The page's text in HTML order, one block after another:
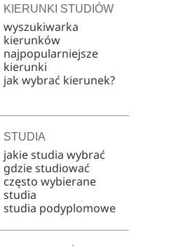
KIERUNKI STUDIÓW
wyszukiwarka
kierunków
najpopularniejsze
kierunki
jak wybrać kierunek?
STUDIA
jakie studia wybrać
gdzie studiować
często wybierane
studia
studia podyplomowe